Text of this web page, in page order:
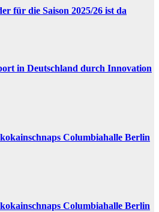
für die Saison 2025/26 ist da
in Deutschland durch Innovation
Columbiahalle Berlin
Columbiahalle Berlin